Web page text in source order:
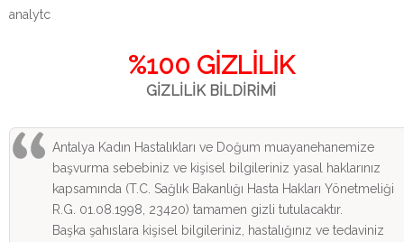
analytc
%100 GİZLİLİK
GİZLİLİK BİLDİRİMİ
Antalya Kadın Hastalıkları ve Doğum muayanehanemize
başvurma sebebiniz ve kişisel bilgileriniz yasal haklarınız
kapsamında (T.C. Sağlık Bakanlığı Hasta Hakları Yönetmeliği
R.G. 01.08.1998, 23420) tamamen gizli tutulacaktır.
Başka şahıslara kişisel bilgileriniz, hastalığınız ve tedaviniz